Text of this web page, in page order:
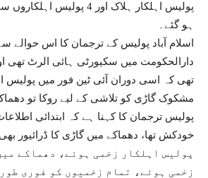
ہو گئے۔
اسلام آباد پولیس کے ترجمان کا اس حوالے سے
دارالحکومت میں سکیورٹی ہائی الرٹ تھی
تھی کہ اسی دوران آئی ٹین فور میں پولیس
مشکوک گاڑی کو تلاشی کے لیے روکا تو
پولیس ترجمان کا کہنا ہے کہ ابتدائی
پولیس اہلکار زخمی ہوئے، دھماکے
زخمی ہوئے، تمام زخمیوں کو فوری